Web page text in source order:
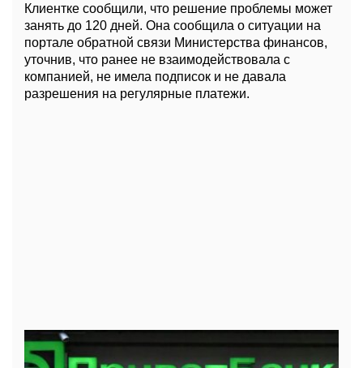
Клиентке сообщили, что решение проблемы может
занять до 120 дней. Она сообщила о ситуации на
портале обратной связи Министерства финансов,
уточнив, что ранее не взаимодействовала с
компанией, не имела подписок и не давала
разрешения на регулярные платежи.